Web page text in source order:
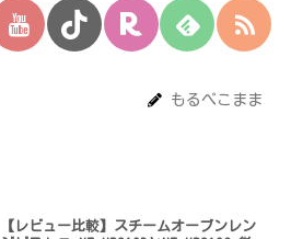
もるぺこまま
【レビュー比較】スチームオーブンレン